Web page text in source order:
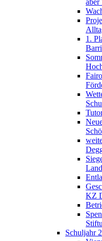
aber
1.
KZ
Schuljahr